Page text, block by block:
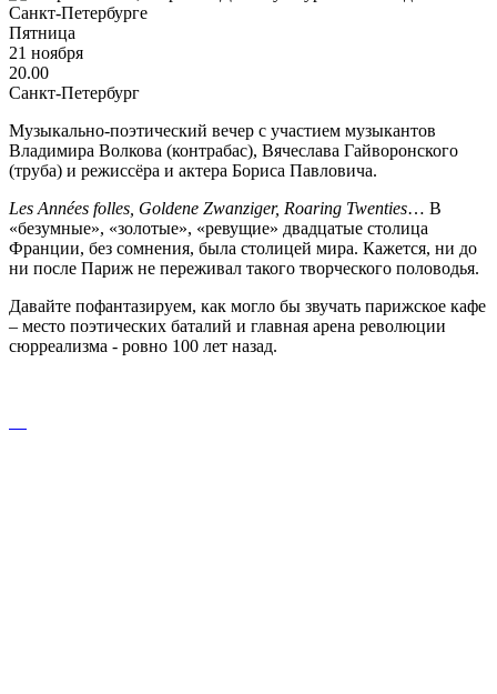
Пятница
21 ноября
20.00
Санкт-Петербург
Музыкально-поэтический вечер с участием музыкантов
Владимира Волкова (контрабас), Вячеслава Гайворонского
(труба) и режиссёра и актера Бориса Павловича.
Les Années folles, Goldene Zwanziger, Roaring Twenties… В
«безумные», «золотые», «ревущие» двадцатые столица
Франции, без сомнения, была столицей мира. Кажется, ни до
ни после Париж не переживал такого творческого половодья.
Давайте пофантазируем, как могло бы звучать парижское кафе
– место поэтических баталий и главная арена революции
сюрреализма - ровно 100 лет назад.